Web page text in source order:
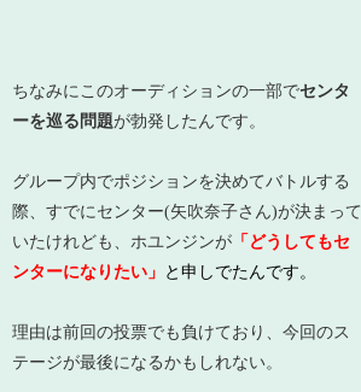
ちなみにこのオーディションの一部でセンタ
ーを巡る問題が勃発したんです。
グループ内でポジションを決めてバトルする
際、すでにセンター(矢吹奈子さん)が決まって
いたけれども、ホユンジンが 「どうしてもセ
ンターになりたい」 と申しでたんです。
理由は前回の投票でも負けており、今回のス
テージが最後になるかもしれない。